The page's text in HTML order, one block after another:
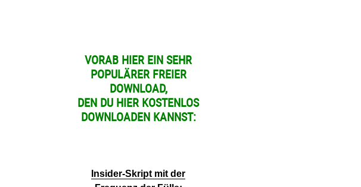
VORAB HIER EIN SEHR
POPULÄRER FREIER
DOWNLOAD,
DEN DU HIER KOSTENLOS
DOWNLOADEN KANNST:
Insider-Skript mit der